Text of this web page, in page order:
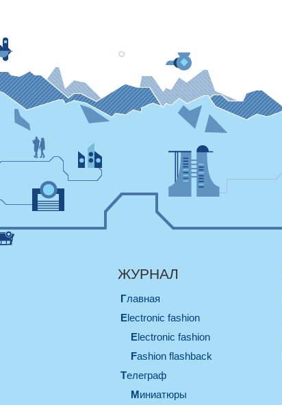
ЖУРНАЛ
Главная
electronic fashion
electronic fashion
Fashion flashback
телеграф
миниатюры